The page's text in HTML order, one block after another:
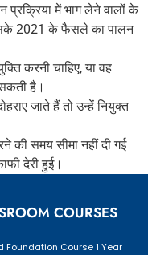
प्रक्रिया में भाग लेने वालों के
2021 के फैसले का पालन
करनी चाहिए, या वह
है।
जाते हैं तो उन्हें नियुक्त
की समय सीमा नहीं दी गई
देरी हुई।
COURSES
Foundation Course 1 Year